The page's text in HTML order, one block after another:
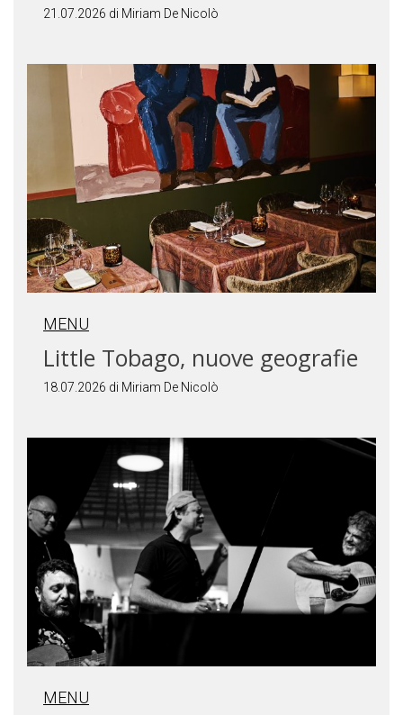
21.07.2026 di Miriam De Nicolò
MENU
Little Tobago, nuove geografie
18.07.2026 di Miriam De Nicolò
MENU